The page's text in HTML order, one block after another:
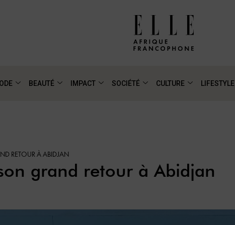
BEAUTÉ IMPACT SOCIÉTÉ CULTURE LIFESTYLE
RETOUR À ABIDJAN
grand retour à Abidjan